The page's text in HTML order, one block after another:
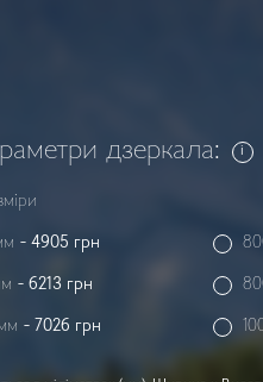
дзеркала:
- 4905 грн
- 6213 грн
- 7026 грн